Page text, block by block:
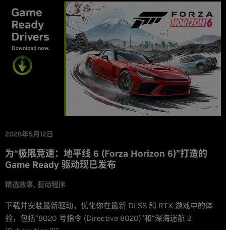
2026年5月12日
为“极限竞速：地平线 6 (Forza Horizon 6)”打造的
Game Ready 驱动现已发布
精选故事 驱动程序
下载并安装最新驱动，优化你在最新 DLSS 和 RTX 游戏中的体
验，包括“8020 号指令 (Directive 8020)”和“深海迷航 2